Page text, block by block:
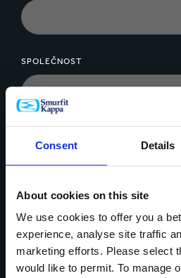
Consent Details
About cookies on this site
We use cookies to offer you a
experience, analyse site traffic
marketing efforts. Please select
would like to permit. To manage
SPOLEČNOST
Nahrání souboru